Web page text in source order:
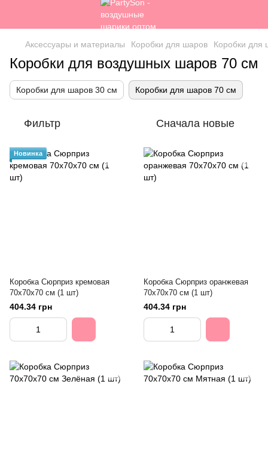
Аксессуары и материалы Коробки для шаров Коробки для
Коробки для воздушных шаров 70 см
Коробки для шаров 30 см Коробки для шаров 70 см
Фильтр Сначала новые
Новинка
Коробка Сюрприз кремовая
70х70х70 см (1 шт)
404.34 грн
Коробка Сюрприз оранжевая
70х70х70 см (1 шт)
404.34 грн